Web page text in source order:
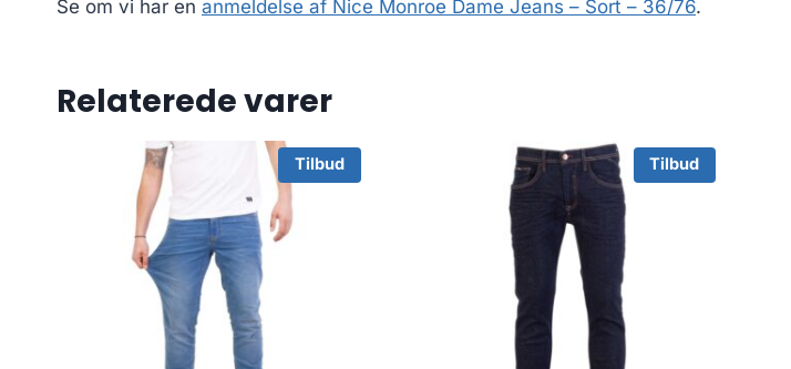
Se om vi har en anmeldelse af Nice Monroe Dame Jeans – Sort – 36/76.
Relaterede varer
Tilbud Tilbud